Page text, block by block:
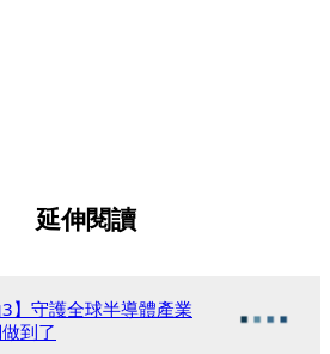
延伸閱讀
3】守護全球半導體產業
到了